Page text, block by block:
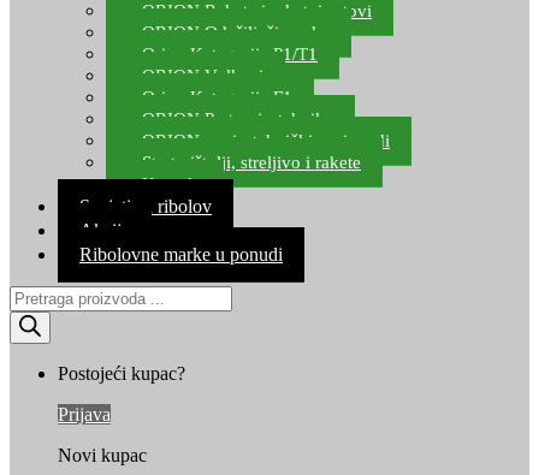
ORION Rakete i raketni setovi
ORION Odašiljači zvuka
Orion Kategorija P1/T1
ORION Vulkani
Orion Kategorija F1
ORION Party pirotehnika
ORION nepirotehnički proizvodi
Start pištolji, streljivo i rakete
Kontakt
Savjeti za ribolov
Akcija
Ribolovne marke u ponudi
Products
search
Postojeći kupac?
Prijava
Novi kupac